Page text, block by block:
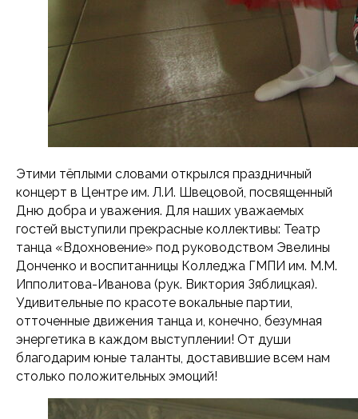
Этими тёплыми словами открылся праздничный
концерт в Центре им. Л.И. Швецовой, посвященный
Дню добра и уважения. Для наших уважаемых
гостей выступили прекрасные коллективы: Театр
танца «Вдохновение» под руководством Эвелины
Донченко и воспитанницы Колледжа ГМПИ им. М.М.
Ипполитова-Иванова (рук. Виктория Зяблицкая).
Удивительные по красоте вокальные партии,
отточенные движения танца и, конечно, безумная
энергетика в каждом выступлении! От души
благодарим юные таланты, доставившие всем нам
столько положительных эмоций!